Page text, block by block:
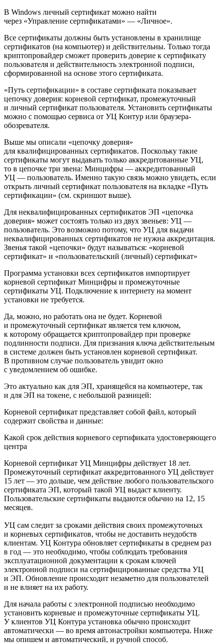
В Windows личный сертификат можно найти
через «Управление сертификатами» — «Личное».
Все сертификаты должны быть установлены в хранилище
сертификатов (на компьютер) и действительны. Только тогда
криптопровайдер сможет проверить доверие к сертификату
пользователя и действительность электронной подписи,
сформированной на основе этого сертификата.
«Путь сертификации» в составе сертификата показывает
цепочку доверия: корневой сертификат, промежуточный
и личный сертификат пользователя. Установить сертификаты
можно с помощью сервиса от УЦ Контур или браузера-
обозревателя.
Выше мы описали «цепочку доверия»
для квалифицированных сертификатов. Поскольку такие
сертификаты могут выдавать только аккредитованные УЦ,
то в цепочке три звена: Минцифры — аккредитованный
УЦ — пользователь. Именно такую связь можно увидеть, если
открыть личный сертификат пользователя на вкладке «Путь
сертификации» (см. скриншот выше).
Для неквалифицированных сертификатов ЭП «цепочка
доверия» может состоять только из двух звеньев: УЦ —
пользователь. Это возможно потому, что УЦ для выдачи
неквалифицированных сертификатов не нужна аккредитация.
Звенья такой «цепочки» будут называться: «корневой
сертификат» и «пользовательский (личный) сертификат»
Программа установки всех сертификатов импортирует
корневой сертификат Минцифры и промежуточные
сертификаты УЦ. Подключение к интернету на момент
установки не требуется.
Да, можно, но работать она не будет. Корневой
и промежуточный сертификат является тем ключом,
к которому обращается криптопровайдер при проверке
подлинности подписи. Для признания ключа действительным
в системе должен быть установлен корневой сертификат.
В противном случае пользователь увидит окно
с уведомлением об ошибке.
Это актуально как для ЭП, хранящейся на компьютере, так
и для ЭП на токене, с небольшой разницей:
Корневой сертификат представляет собой файл, который
содержит свойства и данные:
Какой срок действия корневого сертификата удостоверяющего
центра
Корневой сертификат УЦ Минцифры действует 18 лет.
Промежуточный сертификат аккредитованного УЦ действует
15 лет — это дольше, чем действие любого пользовательского
сертификата ЭП, который такой УЦ выдаст клиенту.
Пользовательские сертификаты выдаются обычно на 12, 15
месяцев.
УЦ сам следит за сроками действия своих промежуточных
и корневых сертификатов, чтобы не доставить неудобств
клиентам. УЦ Контура обновляет сертификаты в среднем раз
в год — это необходимо, чтобы соблюдать требования
эксплуатационной документации к срокам ключей
электронной подписи на сертифицированные средства УЦ
и ЭП. Обновление происходит незаметно для пользователей
и не влияет на их работу.
Для начала работы с электронной подписью необходимо
установить корневые и промежуточные сертификаты УЦ.
У клиентов УЦ Контура установка обычно происходит
автоматически — во время автонастройки компьютера. Ниже
мы опишем и автоматический, и ручной способ.